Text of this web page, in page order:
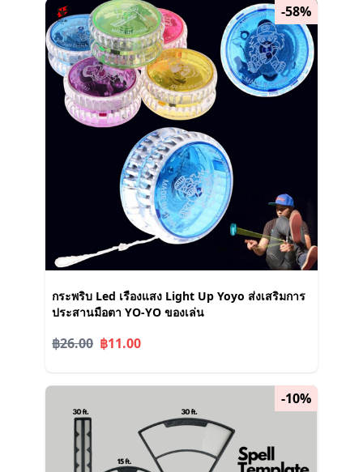
-58%
กระพริบ Led เรืองแสง Light Up Yoyo ส่งเสริมการ
ประสานมือตา YO-YO ของเล่น
฿26.00 ฿11.00
-10%